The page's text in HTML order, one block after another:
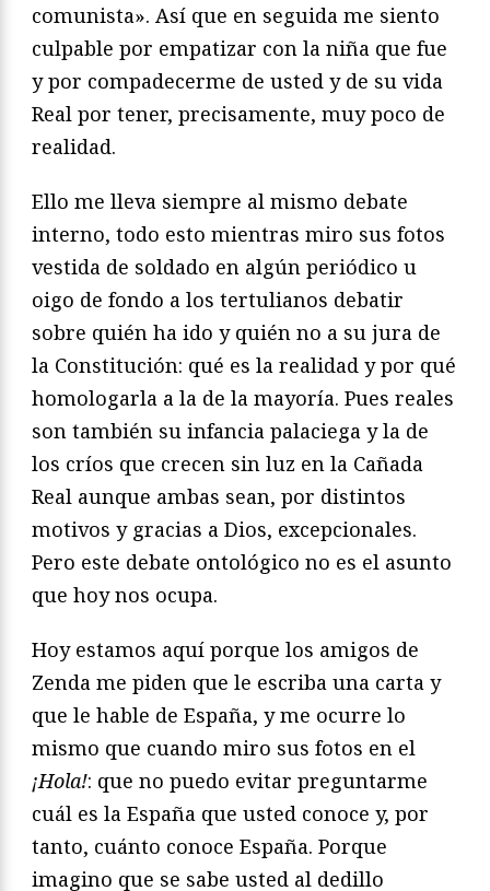
comunista». Así que en seguida me siento
culpable por empatizar con la niña que fue
y por compadecerme de usted y de su vida
Real por tener, precisamente, muy poco de
realidad.
Ello me lleva siempre al mismo debate
interno, todo esto mientras miro sus fotos
vestida de soldado en algún periódico u
oigo de fondo a los tertulianos debatir
sobre quién ha ido y quién no a su jura de
la Constitución: qué es la realidad y por qué
homologarla a la de la mayoría. Pues reales
son también su infancia palaciega y la de
los críos que crecen sin luz en la Cañada
Real aunque ambas sean, por distintos
motivos y gracias a Dios, excepcionales.
Pero este debate ontológico no es el asunto
que hoy nos ocupa.
Hoy estamos aquí porque los amigos de
Zenda me piden que le escriba una carta y
que le hable de España, y me ocurre lo
mismo que cuando miro sus fotos en el
¡Hola!: que no puedo evitar preguntarme
cuál es la España que usted conoce y, por
tanto, cuánto conoce España. Porque
imagino que se sabe usted al dedillo